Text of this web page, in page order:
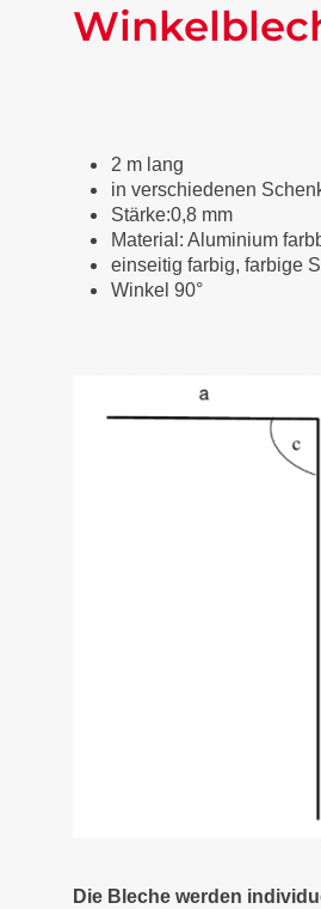
2 m lang
in verschiedenen
Stärke:0,8 mm
Material: Aluminium
einseitig farbig, farbige
Winkel 90°
Die Bleche werden